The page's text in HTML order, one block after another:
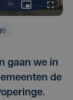
gaan we in
de